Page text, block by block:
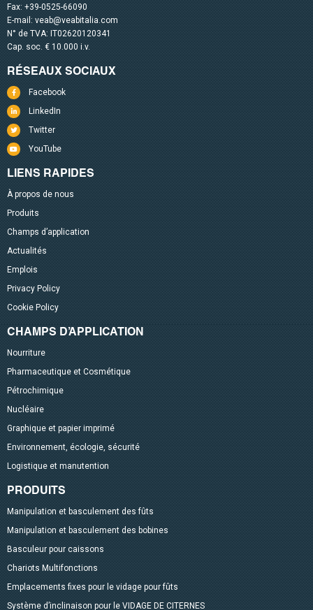
Fax: +39-0525-66090
E-mail: veab@veabitalia.com
N° de TVA: IT02620120341
Cap. soc. € 10.000 i.v.
RÉSEAUX SOCIAUX
Facebook
LinkedIn
Twitter
YouTube
LIENS RAPIDES
À propos de nous
Produits
Champs d’application
Actualités
Emplois
Privacy Policy
Cookie Policy
CHAMPS D’APPLICATION
Nourriture
Pharmaceutique et Cosmétique
Pétrochimique
Nucléaire
Graphique et papier imprimé
Environnement, écologie, sécurité
Logistique et manutention
PRODUITS
Manipulation et basculement des fûts
Manipulation et basculement des bobines
Basculeur pour caissons
Chariots Multifonctions
Emplacements fixes pour le vidage pour fûts
Système d’inclinaison pour le VIDAGE DE CITERNES